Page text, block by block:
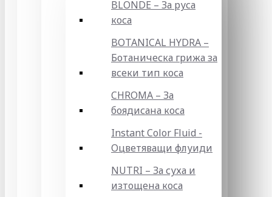
BLONDE – За руса
коса
BOTANICAL HYDRA –
Ботаническа грижа за
всеки тип коса
CHROMA – За
боядисана коса
Instant Color Fluid -
Оцветяващи флуиди
NUTRI – За суха и
изтощена коса